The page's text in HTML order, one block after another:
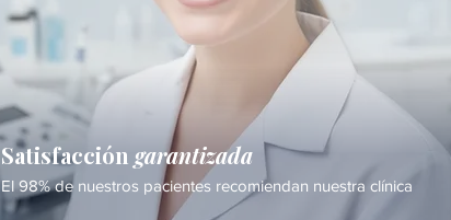
Satisfacción garantizada
El 98% de nuestros pacientes recomiendan nuestra clínica